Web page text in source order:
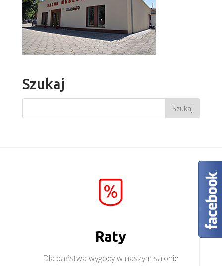
Szukaj
Raty
Dla państwa wygody w naszym salonie